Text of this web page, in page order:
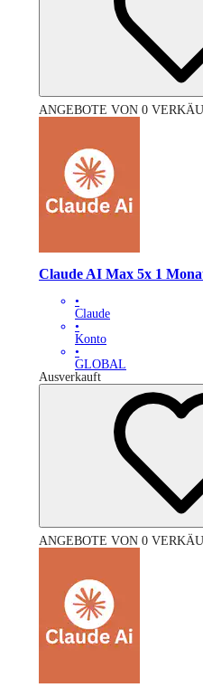
ANGEBOTE VON 0
Claude AI Max 5x 1
•
Claude
•
Konto
•
GLOBAL
Ausverkauft
ANGEBOTE VON 0